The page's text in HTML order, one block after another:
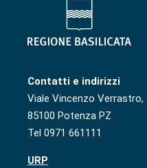
Contatti e indirizzi
Viale Vincenzo Verrastro,
85100 Potenza PZ
Tel 0971 661111
URP